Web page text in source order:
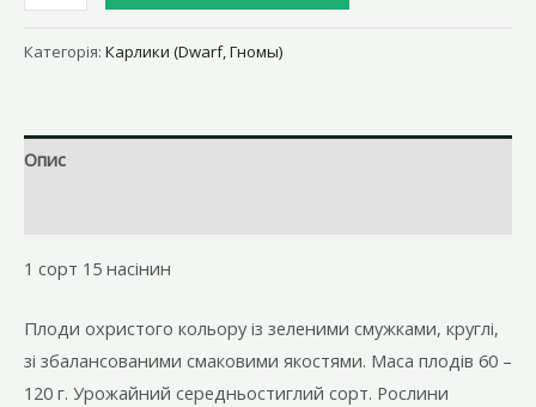
Смугастий
Джеремі
Jeremy's
Категорія: Карлики (Dwarf, Гномы)
Опис
1 сорт 15 насінин
Плоди охристого кольору із зеленими смужками, круглі,
зі збалансованими смаковими якостями. Маса плодів 60 –
120 г. Урожайний середньостиглий сорт. Рослини